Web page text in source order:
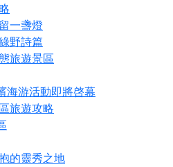
一盞燈
野詩篇
旅遊景區
海游活動即將啓幕
旅遊攻略
的靈秀之地